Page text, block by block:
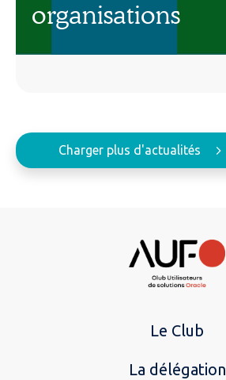
organisations
Charger plus d'actualités
Le Club
La délégation